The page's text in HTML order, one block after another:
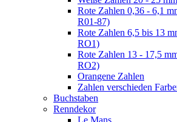
Rote Zahlen 0,36 - 6,1
R01-87)
Rote Zahlen 6,5 bis 13
RO1)
Rote Zahlen 13 - 17,5
RO2)
Orangene Zahlen
Zahlen verschieden
Buchstaben
Renndekor
Le Mans